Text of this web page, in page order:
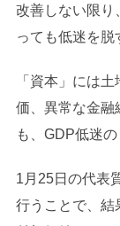
改善しない限り
っても低迷を脱
「資本」には
価、異常な金融
も、GDP低迷
1月25日の代表
行うことで、結